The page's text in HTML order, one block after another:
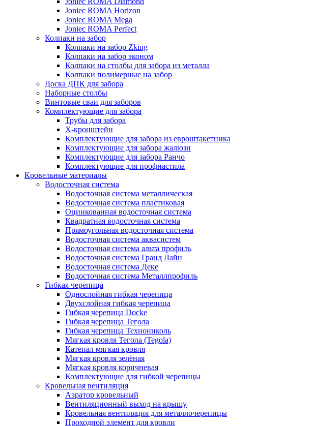
Joniec ROMA Horizon
Joniec ROMA Mega
Joniec ROMA Perfect
Колпаки на забор
Колпаки на забор Zking
Колпаки на забор эконом
Колпаки на столбы для забора из металла
Колпаки полимерные на забор
Доска ДПК для забора
Наборные столбы
Винтовые сваи для заборов
Комплектующие для забора
Трубы для забора
Х-кронштейн
Комплектующие для забора из евроштакетника
Комплектующие для забора жалюзи
Комплектующие для забора Ранчо
Комплектующие для профнастила
Кровельные материалы
Водосточная система
Водосточная система металлическая
Водосточная система пластиковая
Оцинкованная водосточная система
Квадратная водосточная система
Прямоугольная водосточная система
Водосточная система аквасистем
Водосточная система альта профиль
Водосточная система Гранд Лайн
Водосточная система Деке
Водосточная система Металлпрофиль
Гибкая черепица
Однослойная гибкая черепица
Двухслойная гибкая черепица
Гибкая черепица Docke
Гибкая черепица Тегола
Гибкая черепица Технониколь
Мягкая кровля Тегола (Tegola)
Катепал мягкая кровля
Мягкая кровля зелёная
Мягкая кровля коричневая
Комплектующие для гибкой черепицы
Кровельная вентиляция
Аэратор кровельный
Вентиляционный выход на крышу
Кровельная вентиляция для металлочерепицы
Проходной элемент для кровли